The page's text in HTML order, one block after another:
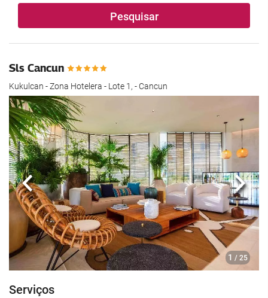
Pesquisar
Sls Cancun
Kukulcan - Zona Hotelera - Lote 1, - Cancun
1 / 25
Anterior
Serviços